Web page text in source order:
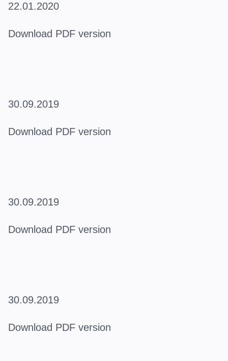
22.01.2020
Download PDF version
30.09.2019
Download PDF version
30.09.2019
Download PDF version
30.09.2019
Download PDF version